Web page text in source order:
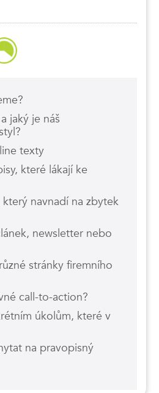
jaký je náš
texty
které lákají ke
navnadí na zbytek
newsletter nebo
stránky firemního
call-to-action?
úkolům, které v
na pravopisný